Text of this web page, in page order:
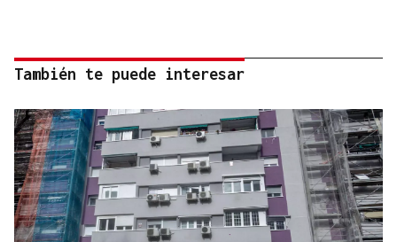
También te puede interesar